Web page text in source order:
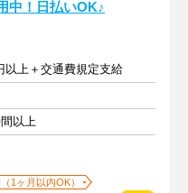
中！日払いOK♪
以上＋交通費規定支給
以上
1ヶ月以内OK）